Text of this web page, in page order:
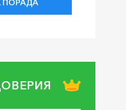
ПОРАДА